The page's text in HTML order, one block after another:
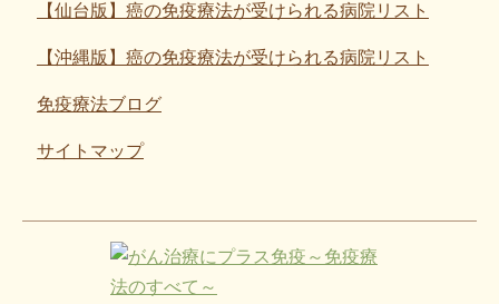
【仙台版】癌の免疫療法が受けられる病院リスト
【沖縄版】癌の免疫療法が受けられる病院リスト
免疫療法ブログ
サイトマップ